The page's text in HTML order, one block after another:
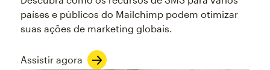
países e públicos do Mailchimp podem otimizar
suas ações de marketing globais.
Assistir agora